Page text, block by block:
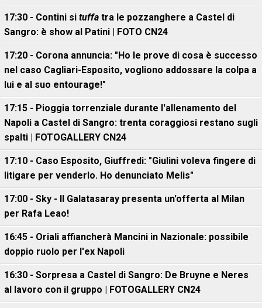
17:30 - Contini si tuffa tra le pozzanghere a Castel di
Sangro: è show al Patini | FOTO CN24
17:20 - Corona annuncia: "Ho le prove di cosa è successo
nel caso Cagliari-Esposito, vogliono addossare la colpa a
lui e al suo entourage!"
17:15 - Pioggia torrenziale durante l'allenamento del
Napoli a Castel di Sangro: trenta coraggiosi restano sugli
spalti | FOTOGALLERY CN24
17:10 - Caso Esposito, Giuffredi: "Giulini voleva fingere di
litigare per venderlo. Ho denunciato Melis"
17:00 - Sky - Il Galatasaray presenta un'offerta al Milan
per Rafa Leao!
16:45 - Oriali affiancherà Mancini in Nazionale: possibile
doppio ruolo per l'ex Napoli
16:30 - Sorpresa a Castel di Sangro: De Bruyne e Neres
al lavoro con il gruppo | FOTOGALLERY CN24